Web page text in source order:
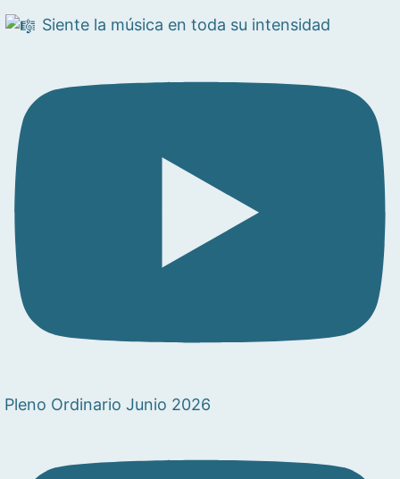
Siente la música en toda su intensidad
Pleno Ordinario Junio 2026